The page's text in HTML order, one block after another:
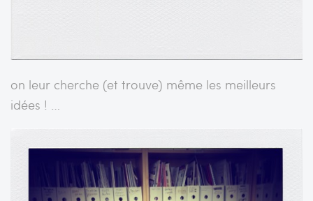
on leur cherche (et trouve) même les meilleurs
idées ! …